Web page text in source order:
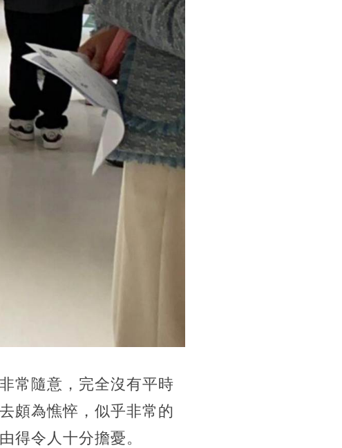
常隨意，完全沒有平時
頗為憔悴，似乎非常的
得令人十分擔憂。